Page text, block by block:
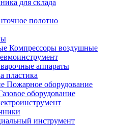
для склада
полотно
Компрессоры воздушные
аппараты
пластика
Пожарное оборудование
оборудование